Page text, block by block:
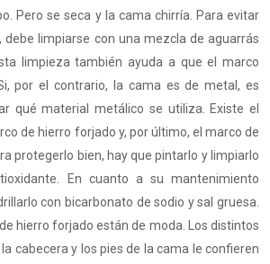
Pero se seca y la cama chirría. Para evitar
debe limpiarse con una mezcla de aguarrás
limpieza también ayuda a que el marco
por el contrario, la cama es de metal, es
qué material metálico se utiliza. Existe el
de hierro forjado y, por último, el marco de
protegerlo bien, hay que pintarlo y limpiarlo
En cuanto a su mantenimiento
con bicarbonato de sodio y sal gruesa.
hierro forjado están de moda. Los distintos
cabecera y los pies de la cama le confieren